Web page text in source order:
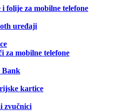
i folije za mobilne telefone
uređaji
za mobilne telefone
Bank
kartice
zvučnici